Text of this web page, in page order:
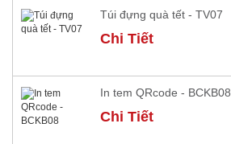
Túi đựng quà tết - TV07
Chi Tiết
In tem QRcode - BCKB08
Chi Tiết